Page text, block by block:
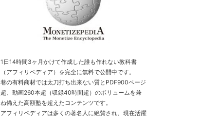
1日14時間3ヶ月かけて作成した誰も作れない教科書
（アフィリペディア）を完全に無料で公開中です。
巷の有料商材では太刀打ち出来ない質とPDF900ページ
超、動画260本超（収録40時間超）のボリュームを兼
ね備えた高額塾を超えたコンテンツです。
アフィリペディアは多くの著名人に絶賛され、現在活躍